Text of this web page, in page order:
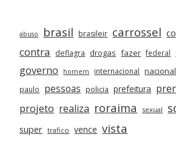
abuso brasil brasileir carrossel
contra deflagra drogas fazer federal
governo homem internacional nacional
paulo pessoas policia prefeitura
projeto realiza roraima sexual
super trafico vence vista